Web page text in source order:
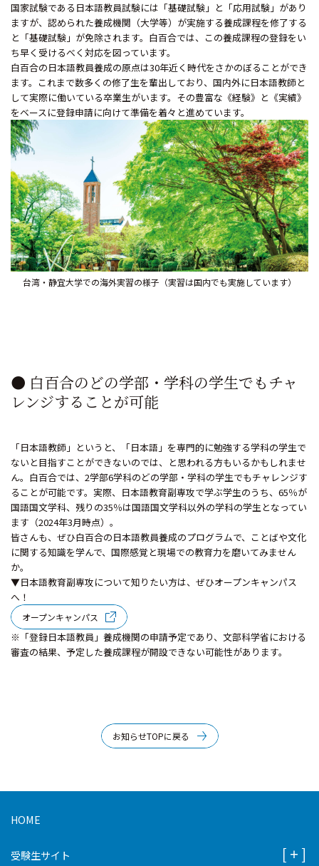
国家試験である日本語教員試験には「基礎試験」と「応用試験」があり
ますが、認められた養成機関（大学等）が実施する養成課程を修了する
と「基礎試験」が免除されます。白百合では、この養成課程の登録をい
ち早く受けるべく対応を図っています。
白百合の日本語教員養成の原点は30年近く時代をさかのぼることができ
ます。これまで数多くの修了生を輩出しており、国内外に日本語教師と
して実際に働いている卒業生がいます。その豊富な《経験》と《実績》
をベースに登録申請に向けて準備を着々と進めています。
台湾・静宜大学での海外実習の様子（実習は国内でも実施しています）
● 白百合のどの学部・学科の学生でもチャ
レンジすることが可能
「日本語教師」というと、「日本語」を専門的に勉強する学科の学生で
ないと目指すことができないのでは、と思われる方もいるかもしれませ
ん。白百合では、2学部6学科のどの学部・学科の学生でもチャレンジす
ることが可能です。実際、日本語教育副専攻で学ぶ学生のうち、65％が
国語国文学科、残りの35％は国語国文学科以外の学科の学生となってい
ます（2024年3月時点）。
皆さんも、ぜひ白百合の日本語教員養成のプログラムで、ことばや文化
に関する知識を学んで、国際感覚と現場での教育力を磨いてみません
か。
▼日本語教育副専攻について知りたい方は、ぜひオープンキャンパス
へ！
オープンキャンパス
※「登録日本語教員」養成機関の申請予定であり、文部科学省における
審査の結果、予定した養成課程が開設できない可能性があります。
お知らせTOPに戻る
HOME
受験生サイト